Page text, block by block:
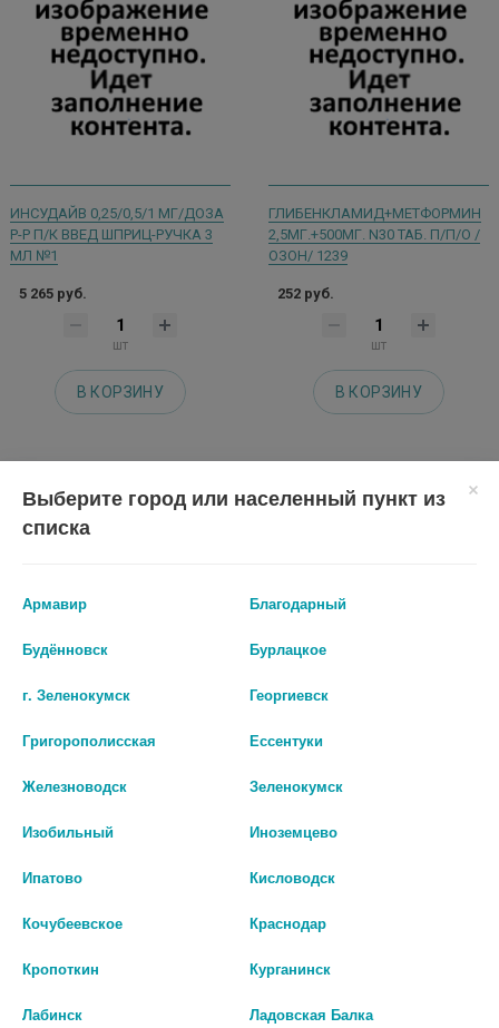
ИНСУДАЙВ 0,25/0,5/1 МГ/ДОЗА
Р-Р П/К ВВЕД ШПРИЦ-РУЧКА 3
МЛ №1
5 265 руб.
шт
В КОРЗИНУ
ГЛИБЕНКЛАМИД+МЕТФОРМИН
2,5МГ.+500МГ. N30 ТАБ. П/П/О /
ОЗОН/ 1239
252 руб.
шт
В КОРЗИНУ
0,25/0,5/1 МГ/ДОЗА ШПРИЦ-
Выберите город или населенный пункт из
списка
Армавир Благодарный
Будённовск Бурлацкое
г. Зеленокумск Георгиевск
Григорополисская Ессентуки
Железноводск Зеленокумск
Изобильный Иноземцево
Ипатово Кисловодск
Кочубеевское Краснодар
Кропоткин Курганинск
Лабинск Ладовская Балка